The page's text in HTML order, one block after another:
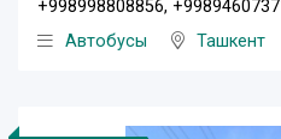
+998998808856,
Автобусы
Ташкент